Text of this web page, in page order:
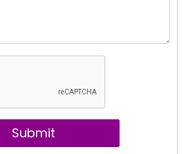
Submit